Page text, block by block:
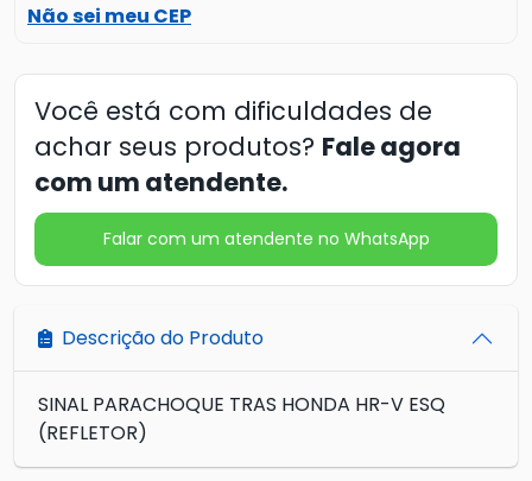
Não sei meu CEP
Você está com dificuldades de
achar seus produtos? Fale agora
com um atendente.
Falar com um atendente no WhatsApp
Descrição do Produto
SINAL PARACHOQUE TRAS HONDA HR-V ESQ
(REFLETOR)